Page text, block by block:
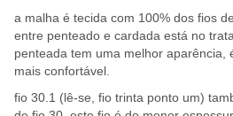
a malha é tecida com 100% dos fios
entre penteado e cardada está no
penteada tem uma melhor aparência,
mais confortável.
fio 30.1 (lê-se, fio trinta ponto um)